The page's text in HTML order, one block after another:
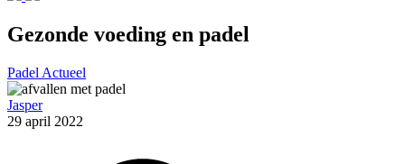
Gezonde voeding en padel
Padel Actueel
Jasper
29 april 2022